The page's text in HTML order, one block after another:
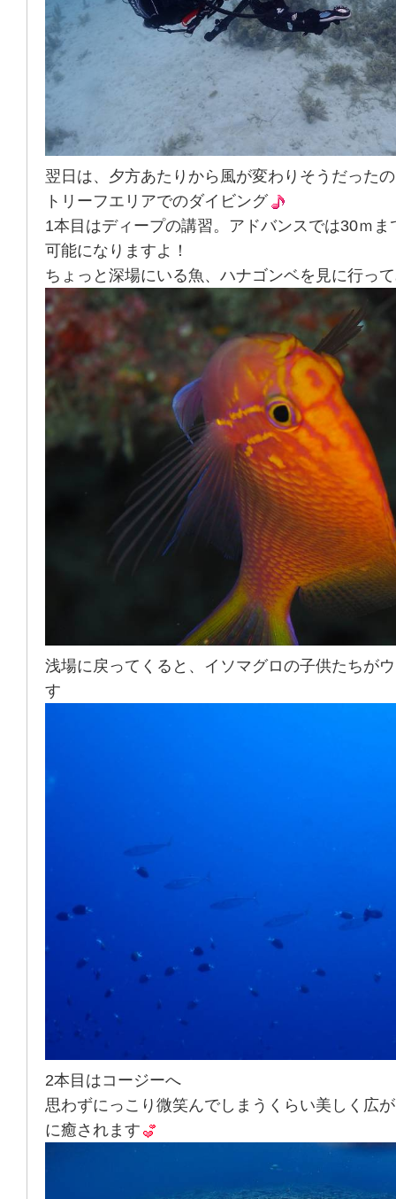
翌日は、夕方あたりから風が変わりそうだった
トリーフエリアでのダイビング
1本目はディープの講習。アドバンスでは30ｍま
可能になりますよ！
ちょっと深場にいる魚、ハナゴンベを見に行っ
浅場に戻ってくると、イソマグロの子供たちが
す
2本目はコージーへ
思わずにっこり微笑んでしまうくらい美しく広
に癒されます